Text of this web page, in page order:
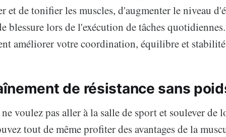
et de tonifier les muscles, d'augmenter le niveau
blessure lors de l'exécution de tâches
améliorer votre coordination, équilibre et
de résistance sans
voulez pas aller à la salle de sport et soulever de
tout de même profiter des avantages de la